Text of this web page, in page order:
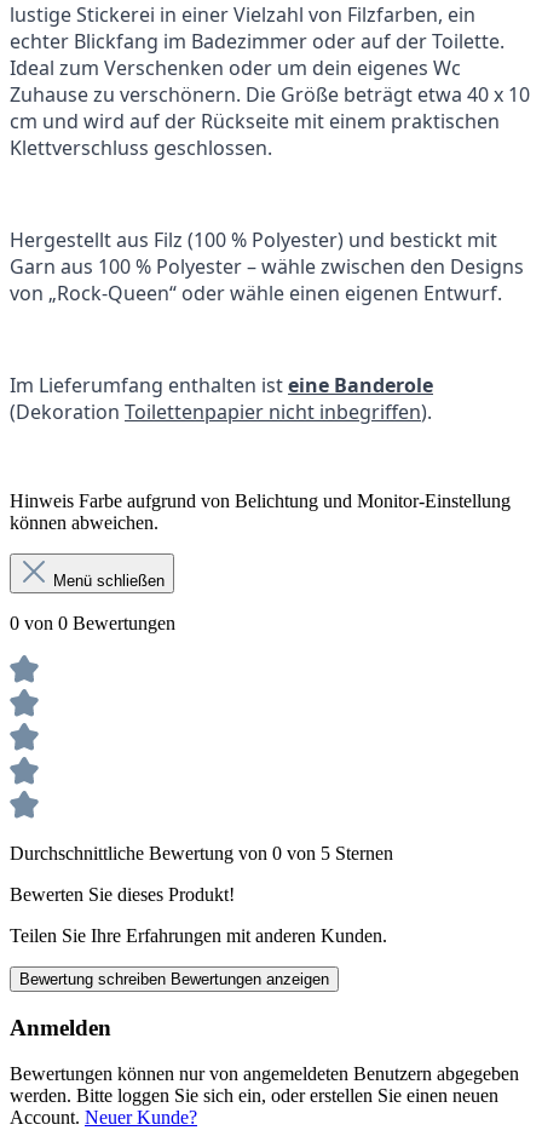
lustige Stickerei in einer Vielzahl von Filzfarben, ein
echter Blickfang im Badezimmer oder auf der Toilette.
Ideal zum Verschenken oder um dein eigenes Wc
Zuhause zu verschönern. Die Größe beträgt etwa 40 x 10
cm und wird auf der Rückseite mit einem praktischen
Klettverschluss geschlossen.
Hergestellt aus Filz (100 % Polyester) und bestickt mit
Garn aus 100 % Polyester – wähle zwischen den Designs
von „Rock-Queen“ oder wähle einen eigenen Entwurf.
Im Lieferumfang enthalten isteine Banderole
(Dekoration Toilettenpapier nicht inbegriffen).
Hinweis Farbe aufgrund von Belichtung und Monitor-Einstellung
können abweichen.
Menü schließen
0 von 0 Bewertungen
Durchschnittliche Bewertung von 0 von 5 Sternen
Bewerten Sie dieses Produkt!
Teilen Sie Ihre Erfahrungen mit anderen Kunden.
Bewertung schreiben Bewertungen anzeigen
Anmelden
Bewertungen können nur von angemeldeten Benutzern abgegeben
werden. Bitte loggen Sie sich ein, oder erstellen Sie einen neuen
Account. Neuer Kunde?